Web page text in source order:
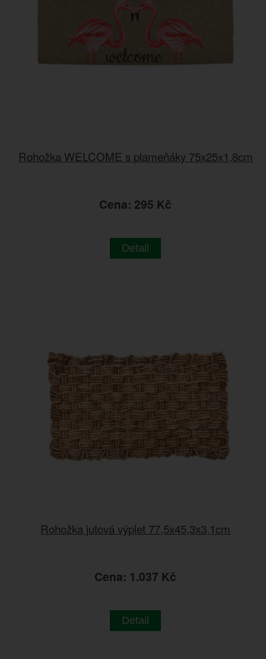
Rohožka WELCOME s plameňáky 75x25x1,8cm
Cena: 295 Kč
Detail
Rohožka jutová výplet 77,5x45,3x3,1cm
Cena: 1.037 Kč
Detail